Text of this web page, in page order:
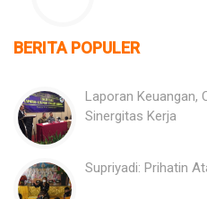
BERITA POPULER
Laporan Keuangan,
Sinergitas Kerja
Supriyadi: Prihatin